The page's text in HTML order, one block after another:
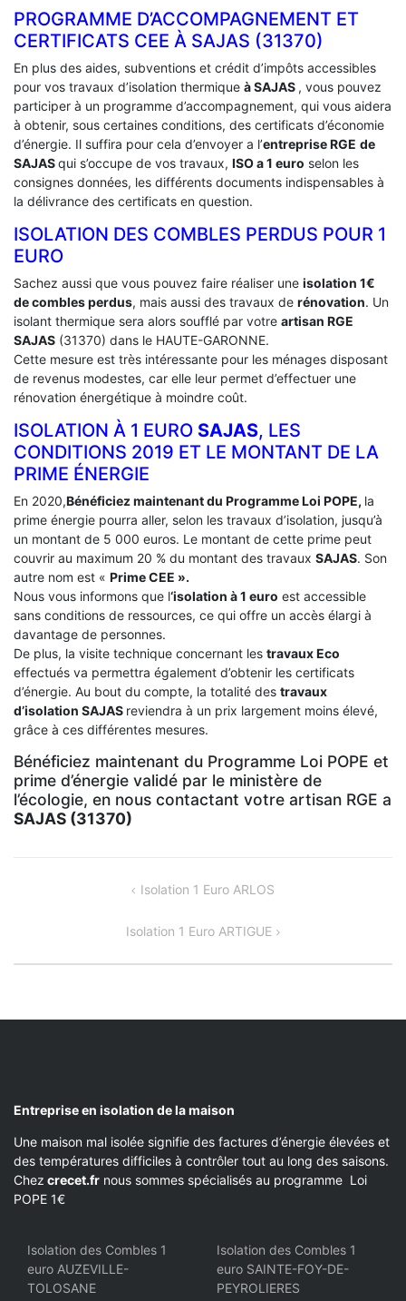
PROGRAMME D’ACCOMPAGNEMENT ET
CERTIFICATS CEE À ‎SAJAS (31370)
En plus des aides, subventions et crédit d’impôts accessibles
pour vos travaux d’isolation thermique à SAJAS , vous pouvez
participer à un programme d’accompagnement, qui vous aidera
à obtenir, sous certaines conditions, des certificats d’économie
d’énergie. Il suffira pour cela d’envoyer a l’entreprise RGE de
SAJASqui s’occupe de vos travaux, ISO a 1 euro selon les
consignes données, les différents documents indispensables à
la délivrance des certificats en question.
ISOLATION DES COMBLES PERDUS POUR 1
EURO
Sachez aussi que vous pouvez faire réaliser une isolation 1€
de combles perdus, mais aussi des travaux de rénovation. Un
isolant thermique sera alors soufflé par votre artisan RGE
SAJAS (31370) dans le HAUTE-GARONNE.
Cette mesure est très intéressante pour les ménages disposant
de revenus modestes, car elle leur permet d’effectuer une
rénovation énergétique à moindre coût.
ISOLATION À 1 EURO SAJAS, LES
CONDITIONS 2019 ET LE MONTANT DE LA
PRIME ÉNERGIE
En 2020,Bénéficiez maintenant du Programme Loi POPE, la
prime énergie pourra aller, selon les travaux d’isolation, jusqu’à
un montant de 5 000 euros. Le montant de cette prime peut
couvrir au maximum 20 % du montant des travaux SAJAS. Son
autre nom est « Prime CEE ».
Nous vous informons que l‘isolation à 1 euro est accessible
sans conditions de ressources, ce qui offre un accès élargi à
davantage de personnes.
De plus, la visite technique concernant les travaux Eco
effectués va permettra également d’obtenir les certificats
d’énergie. Au bout du compte, la totalité des travaux
d’isolation SAJAS reviendra à un prix largement moins élevé,
grâce à ces différentes mesures.
Bénéficiez maintenant du Programme Loi POPE et
prime d’énergie validé par le ministère de
l’écologie, en nous contactant votre artisan RGE a
SAJAS (31370)
Isolation 1 Euro ARLOS
Isolation 1 Euro ARTIGUE
Entreprise en isolation de la maison
Une maison mal isolée signifie des factures d’énergie élevées et
des températures difficiles à contrôler tout au long des saisons.
Chez crecet.fr nous sommes spécialisés au programme Loi
POPE 1€
Isolation des Combles 1
euro AUZEVILLE-
TOLOSANE
Isolation des Combles 1
euro SAINTE-FOY-DE-
PEYROLIERES